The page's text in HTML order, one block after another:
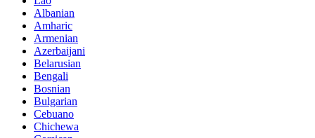
Albanian
Amharic
Armenian
Azerbaijani
Belarusian
Bengali
Bosnian
Bulgarian
Cebuano
Chichewa